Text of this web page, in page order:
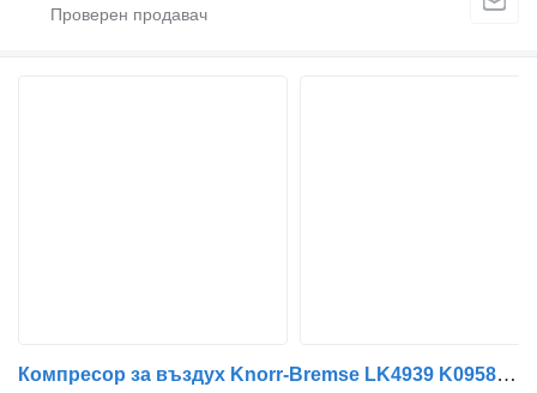
Компресор за въздух Knorr-Bremse LK4939 K09587 за влекач MAN